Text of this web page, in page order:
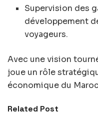
Supervision des
développement
voyageurs.
Avec une vision
joue un rôle
économique du
Related Post